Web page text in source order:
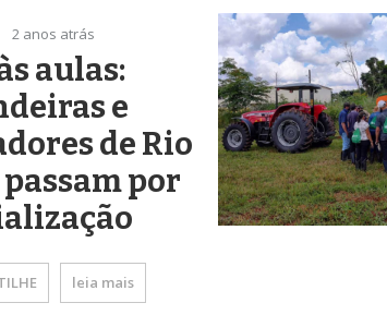
2 anos atrás
aulas:
e
de Rio
por
leia mais